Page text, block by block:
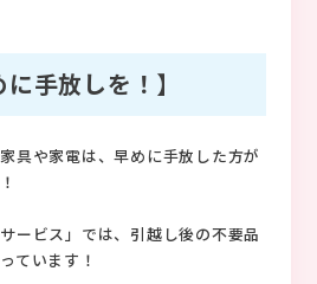
手放しを！】
具や家電は、早めに手放した方が
ービス」では、引越し後の不要品
ています！